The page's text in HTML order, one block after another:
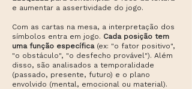
e aumentar a assertividade do jogo.
Com as cartas na mesa, a interpretação dos
símbolos entra em jogo. Cada posição tem
uma função específica(ex: "o fator positivo",
"o obstáculo", "o desfecho provável"). Além
disso, são analisados a temporalidade
(passado, presente, futuro) e o plano
envolvido (mental, emocional ou material).